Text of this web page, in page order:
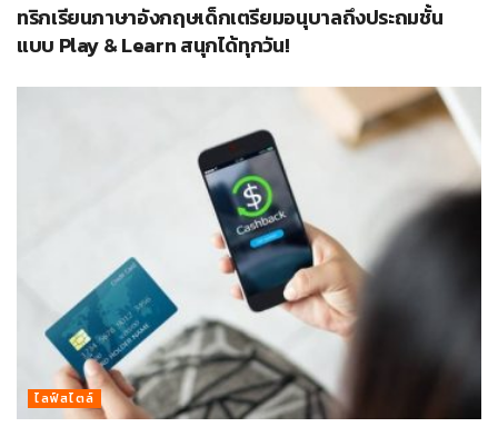
ทริกเรียนภาษาอังกฤษเด็กเตรียมอนุบาลถึงประถมชั้น
แบบ Play & Learn สนุกได้ทุกวัน!
ไลฟ์สไตล์